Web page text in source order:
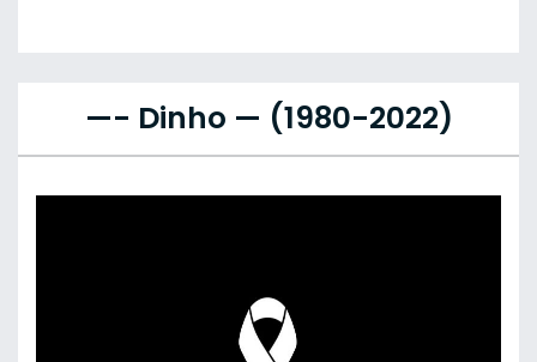
—- Dinho — (1980-2022)